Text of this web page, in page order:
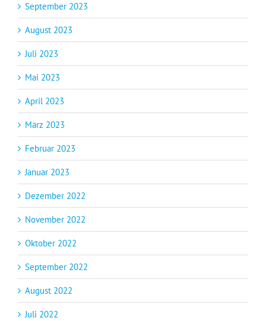
September 2023
August 2023
Juli 2023
Mai 2023
April 2023
März 2023
Februar 2023
Januar 2023
Dezember 2022
November 2022
Oktober 2022
September 2022
August 2022
Juli 2022